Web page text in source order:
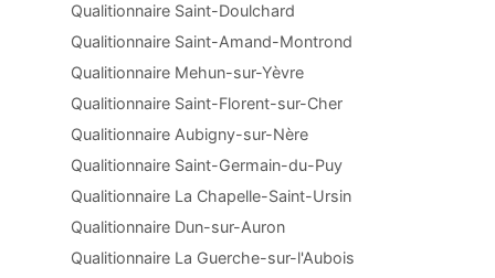
Qualitionnaire Saint-Doulchard
Qualitionnaire Saint-Amand-Montrond
Qualitionnaire Mehun-sur-Yèvre
Qualitionnaire Saint-Florent-sur-Cher
Qualitionnaire Aubigny-sur-Nère
Qualitionnaire Saint-Germain-du-Puy
Qualitionnaire La Chapelle-Saint-Ursin
Qualitionnaire Dun-sur-Auron
Qualitionnaire La Guerche-sur-l'Aubois